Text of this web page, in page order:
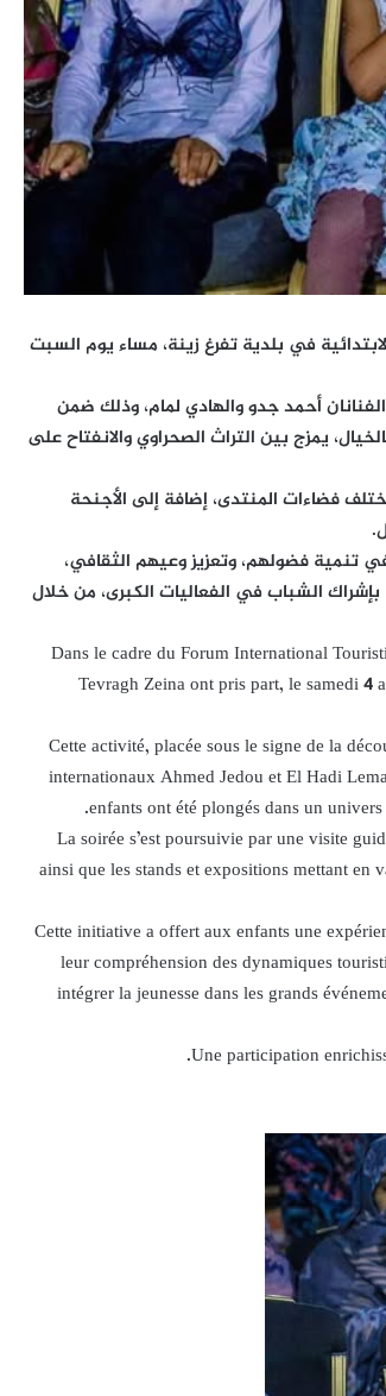
2026، شارك تلاميذ المدارس الابتدائية في بلدية تفرغ زينة، مساء يوم السبت
أحمد جدو والهادي لمام، وذلك ضمن
يمزج بين التراث الصحراوي والانفتاح على
فضاءات المنتدى، إضافة إلى الأجنحة
تنمية فضولهم، وتعزيز وعيهم الثقافي،
الشباب في الفعاليات الكبرى، من خلال
Dans le cadre du Forum International
Tevragh Zeina ont pris part, le samedi
Cette activité, placée sous le signe de la
internationaux Ahmed Jedou et El Hadi
enfants ont été plongés dans un
La soirée s’est poursuivie par une visite
ainsi que les stands et expositions mettant
Cette initiative a offert aux enfants une
leur compréhension des dynamiques
intégrer la jeunesse dans les grands
Une participation